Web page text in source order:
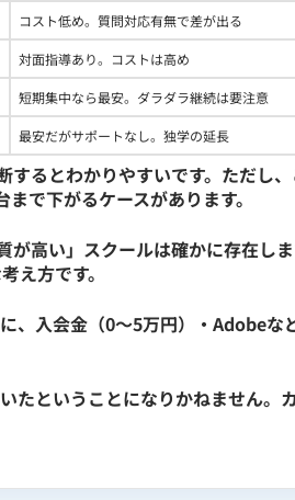
格証
コスト低め。質問対応有無で差が出る
対面指導あり。コストは高め
短期集中なら最安。ダラダラ継続は要注意
最安だがサポートなし。独学の延長
るとわかりやすいです。ただし
で下がるケースがあります。
高い」スクールは確かに存在し
え方です。
、入会金（0〜5万円）・Adobe
ということになりかねません。